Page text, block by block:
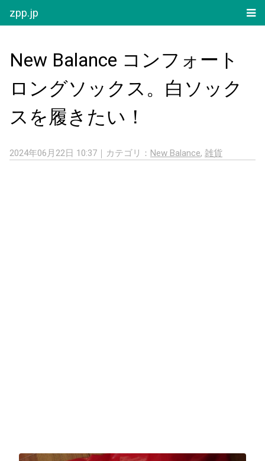
zpp.jp
New Balance コンフォート
ロングソックス。白ソック
スを履きたい！
2024年06月22日 10:37｜カテゴリ： New Balance, 雑貨